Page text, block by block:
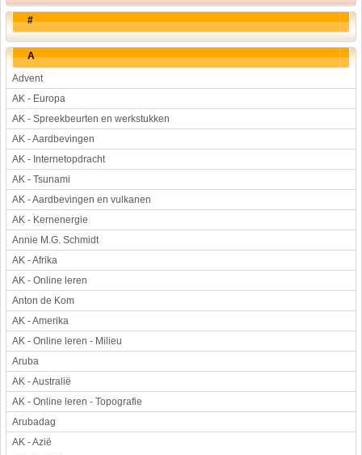
Sport
Techniek
Verkeer
Werkstuk en spreekbeurt
Aarde en heelal
Beroep, hobby, sport
Dieren
Geloven en vieren
Hulp aan mensen
Kunst en muziek
Landbouw, veeteelt, visserij
Landen en volken
Lichaam en gezondheid
Natuur en milieu
Personen
Verkeer en vervoer
Vroeger
Wetenschap en techniek
#
A
Advent
AK - Europa
AK - Spreekbeurten en werkstukken
AK - Aardbevingen
AK - Internetopdracht
AK - Tsunami
AK - Aardbevingen en vulkanen
AK - Kernenergie
Annie M.G. Schmidt
AK - Afrika
AK - Online leren
Anton de Kom
AK - Amerika
AK - Online leren - Milieu
Aruba
AK - Australië
AK - Online leren - Topografie
Arubadag
AK - Azië